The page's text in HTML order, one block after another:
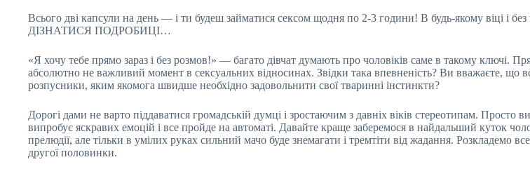
Всього дві капсули на день — і ти будеш займатися сексом щодня по 2-3 години! В будь-якому віці і
ДІЗНАТИСЯ ПОДРОБИЦІ…
«Я хочу тебе прямо зараз і без розмов!» — багато дівчат думають про чоловіків саме в такому ключі.
абсолютно не важливий момент в сексуальних відносинах. Звідки така впевненість? Ви вважаєте, що
розпусники, яким якомога швидше необхідно задовольнити свої тваринні інстинкти?
Дорогі дами не варто піддаватися громадській думці і зростаючим з давніх віків стереотипам. Просто
випробує яскравих емоцій і все пройде на автоматі. Давайте краще заберемося в найдальший куток
прелюдії, але тільки в умілих руках сильний мачо буде знемагати і тремтіти від жадання. Розкладемо
другої половинки.